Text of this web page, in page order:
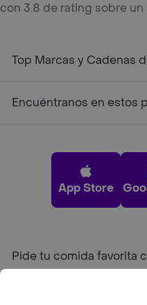
con 3.8 de rating sobre un
Top Marcas y Cadenas
Encuéntranos en estos
App Store
Pide tu comida favorita